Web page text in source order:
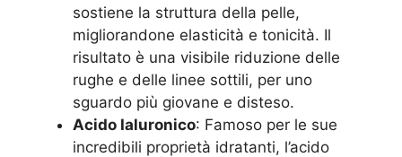
sostiene la struttura della pelle,
migliorandone elasticità e tonicità. Il
risultato è una visibile riduzione delle
rughe e delle linee sottili, per uno
sguardo più giovane e disteso.
Acido Ialuronico: Famoso per le sue
incredibili proprietà idratanti, l’acido